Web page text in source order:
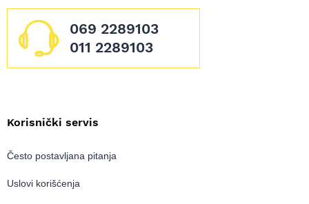
069 2289103
011 2289103
Korisnički servis
Često postavljana pitanja
Uslovi korišćenja